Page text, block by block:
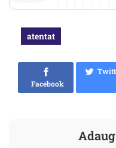
atentat
Facebook